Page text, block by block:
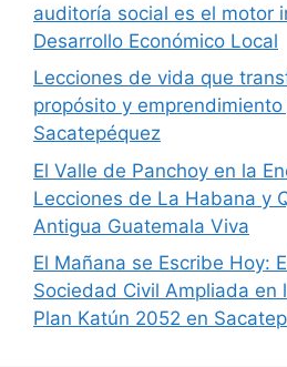
auditoría social es el motor
Desarrollo Económico Local
Lecciones de vida que
propósito y emprendimiento
Sacatepéquez
El Valle de Panchoy en la
Lecciones de La Habana y
Antigua Guatemala Viva
El Mañana se Escribe Hoy:
Sociedad Civil Ampliada en
Plan Katún 2052 en